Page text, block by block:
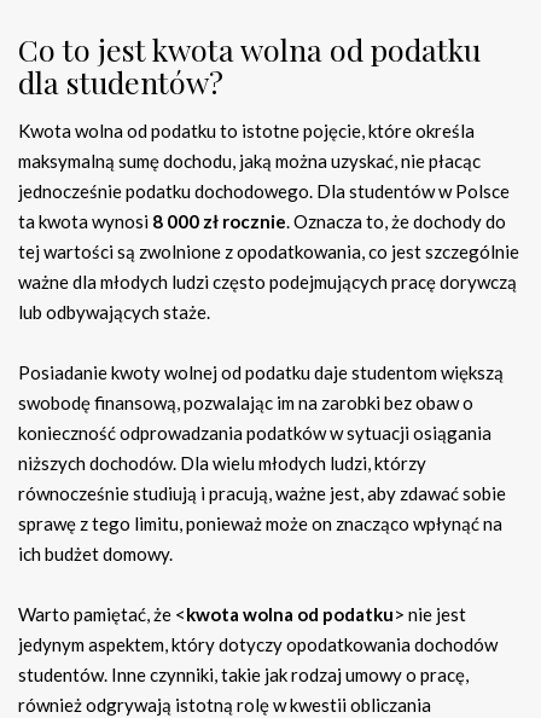
Co to jest kwota wolna od podatku
dla studentów?
Kwota wolna od podatku to istotne pojęcie, które określa
maksymalną sumę dochodu, jaką można uzyskać, nie płacąc
jednocześnie podatku dochodowego. Dla studentów w Polsce
ta kwota wynosi 8 000 zł rocznie. Oznacza to, że dochody do
tej wartości są zwolnione z opodatkowania, co jest szczególnie
ważne dla młodych ludzi często podejmujących pracę dorywczą
lub odbywających staże.
Posiadanie kwoty wolnej od podatku daje studentom większą
swobodę finansową, pozwalając im na zarobki bez obaw o
konieczność odprowadzania podatków w sytuacji osiągania
niższych dochodów. Dla wielu młodych ludzi, którzy
równocześnie studiują i pracują, ważne jest, aby zdawać sobie
sprawę z tego limitu, ponieważ może on znacząco wpłynąć na
ich budżet domowy.
Warto pamiętać, że <kwota wolna od podatku> nie jest
jedynym aspektem, który dotyczy opodatkowania dochodów
studentów. Inne czynniki, takie jak rodzaj umowy o pracę,
również odgrywają istotną rolę w kwestii obliczania